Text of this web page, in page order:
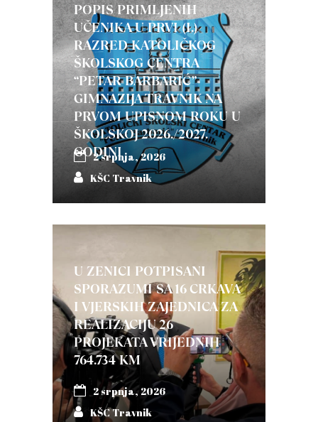
POPIS PRIMLJENIH
UČENIKA U PRVI (I.)
RAZRED KATOLIČKOG
ŠKOLSKOG CENTRA
“PETAR BARBARIĆ”-
GIMNAZIJA TRAVNIK NA
PRVOM UPISNOM ROKU U
ŠKOLSKOJ 2026./2027.
GODINI
2 srpnja, 2026
KŠC Travnik
U ZENICI POTPISANI
SPORAZUMI SA 16 CRKAVA
I VJERSKIH ZAJEDNICA ZA
REALIZACIJU 26
PROJEKATA VRIJEDNIH
764.734 KM
2 srpnja, 2026
KŠC Travnik